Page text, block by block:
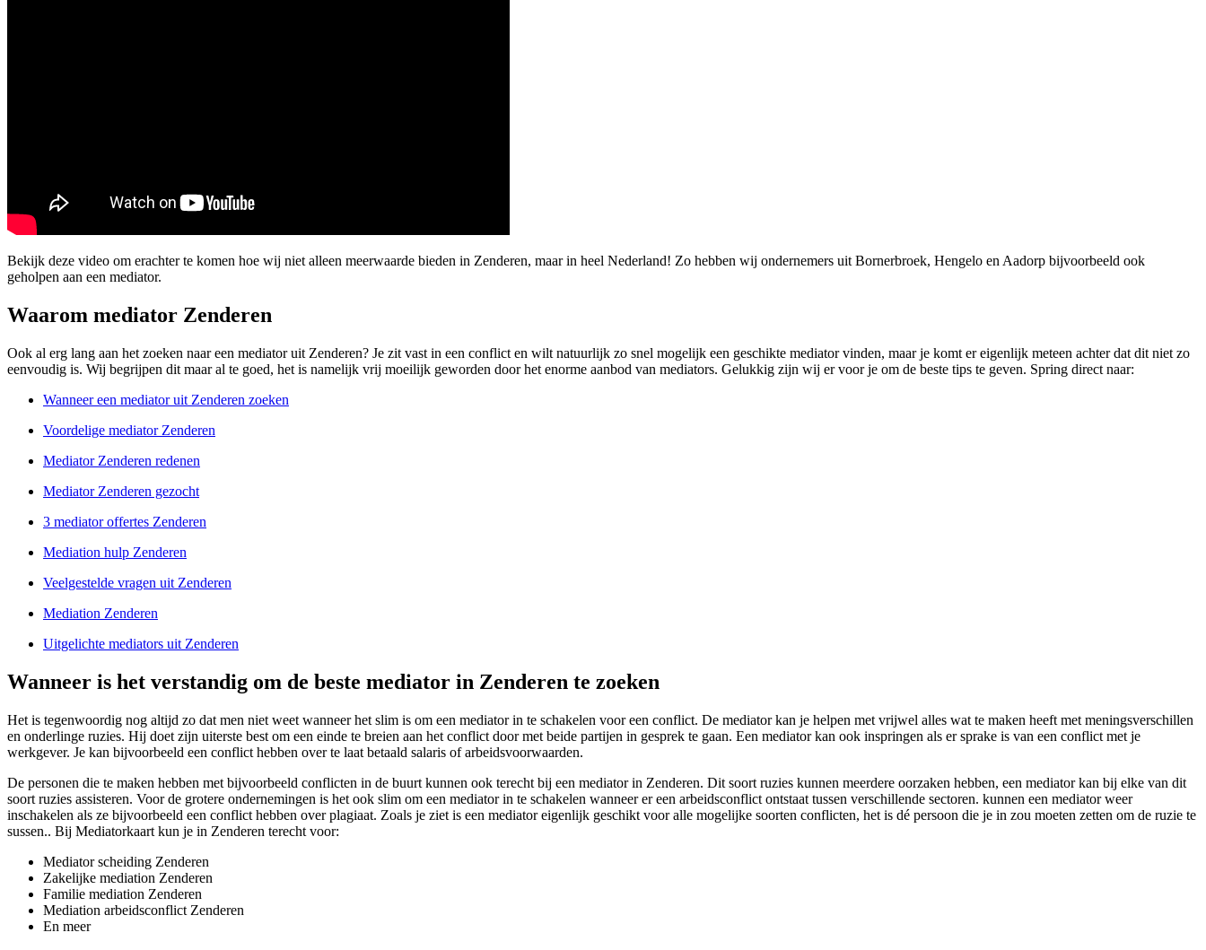
Bekijk deze video om erachter te komen hoe wij niet alleen meerwaarde bieden in Zenderen, maar in heel Nederland! Zo hebben wij ondernemers uit Bornerbroek, Hengelo en Aadorp bijvoorbeeld ook
geholpen aan een mediator.
Waarom mediator Zenderen
Ook al erg lang aan het zoeken naar een mediator uit Zenderen? Je zit vast in een conflict en wilt natuurlijk zo snel mogelijk een geschikte mediator vinden, maar je komt er eigenlijk meteen achter dat dit niet zo
eenvoudig is. Wij begrijpen dit maar al te goed, het is namelijk vrij moeilijk geworden door het enorme aanbod van mediators. Gelukkig zijn wij er voor je om de beste tips te geven. Spring direct naar:
Wanneer een mediator uit Zenderen zoeken
Voordelige mediator Zenderen
Mediator Zenderen redenen
Mediator Zenderen gezocht
3 mediator offertes Zenderen
Mediation hulp Zenderen
Veelgestelde vragen uit Zenderen
Mediation Zenderen
Uitgelichte mediators uit Zenderen
Wanneer is het verstandig om de beste mediator in Zenderen te zoeken
Het is tegenwoordig nog altijd zo dat men niet weet wanneer het slim is om een mediator in te schakelen voor een conflict. De mediator kan je helpen met vrijwel alles wat te maken heeft met meningsverschillen
en onderlinge ruzies. Hij doet zijn uiterste best om een einde te breien aan het conflict door met beide partijen in gesprek te gaan. Een mediator kan ook inspringen als er sprake is van een conflict met je
werkgever. Je kan bijvoorbeeld een conflict hebben over te laat betaald salaris of arbeidsvoorwaarden.
De personen die te maken hebben met bijvoorbeeld conflicten in de buurt kunnen ook terecht bij een mediator in Zenderen. Dit soort ruzies kunnen meerdere oorzaken hebben, een mediator kan bij elke van dit
soort ruzies assisteren. Voor de grotere ondernemingen is het ook slim om een mediator in te schakelen wanneer er een arbeidsconflict ontstaat tussen verschillende sectoren. kunnen een mediator weer
inschakelen als ze bijvoorbeeld een conflict hebben over plagiaat. Zoals je ziet is een mediator eigenlijk geschikt voor alle mogelijke soorten conflicten, het is dé persoon die je in zou moeten zetten om de ruzie te
sussen.. Bij Mediatorkaart kun je in Zenderen terecht voor:
Mediator scheiding Zenderen
Zakelijke mediation Zenderen
Familie mediation Zenderen
Mediation arbeidsconflict Zenderen
En meer